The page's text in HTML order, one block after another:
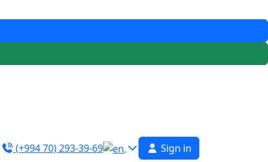
(+994 70) 293-39-69 Sign in